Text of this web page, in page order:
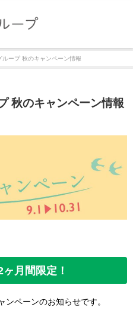
ループ 秋のキャンペーン情報
秋のキャンペーン情報
月間限定！
ンペーンのお知らせです。